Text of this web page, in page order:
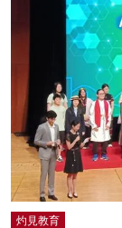
灼見教育